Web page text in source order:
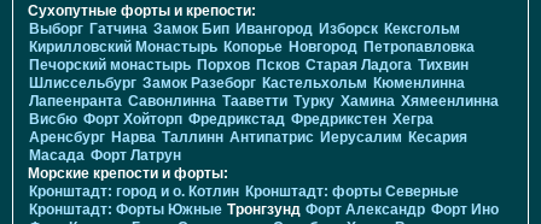
Сухопутные форты и крепости:
Выборг Гатчина Замок Бип Ивангород Изборск Кексгольм
Кирилловский Монастырь Копорье Новгород Петропавловка
Печорcкий монастырь Порхов Псков Старая Ладога Тихвин
Шлиссельбург Замок Разеборг Кастельхольм Кюменлинна
Лапеенранта Савонлинна Тааветти Турку Хамина Хямеенлинна
Висбю Форт Хойторп Фредрикстад Фредрикстен Хегра
Аренсбург Нарва Таллинн Антипатрис Иерусалим Кесария
Масада Форт Латрун
Морские крепости и форты:
Кронштадт: город и о. Котлин Кронштадт: форты Северные
Кронштадт: Форты Южные Тронгзунд Форт Александр Форт Ино